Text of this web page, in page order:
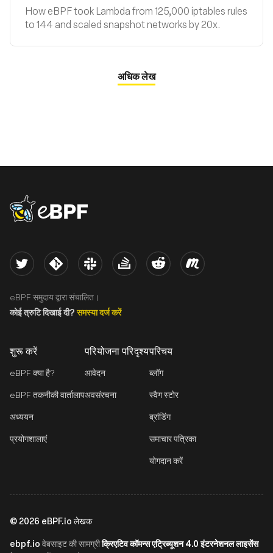
How eBPF took Lambda from 125,000 iptables rules
to 144 and scaled snapshot networks by 20x.
अधिक लेख
eBPF logo
शुरू करें
eBPF क्या है?
eBPF तकनीकी वार्तालाप
अध्ययन
प्रयोगशालाएं
परियोजना परिदृश्य
आवेदन
अवसंरचना
परिचय
ब्लॉग
स्वैग स्टोर
ब्रांडिंग
समाचार पत्रिका
योगदान करें
Twitter Kernel Slack Stack Overflow
Reddit Meetup
eBPF समुदाय द्वारा संचालित।
कोई त्रुटि दिखाई दी?समस्या दर्ज करें
© 2026 eBPF.io लेखक
ebpf.io वेबसाइट की सामग्रीक्रिएटिव कॉमन्स एट्रिब्यूशन 4.0 इंटरनेशनल लाइसेंस